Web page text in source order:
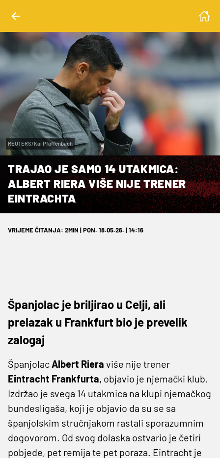
REUTERS/Kai Pfaffenbach
TRAJAO JE SAMO 14 UTAKMICA:
ALBERT RIERA VIŠE NIJE TRENER
EINTRACHTA
VRIJEME ČITANJA: 2MIN | PON. 18.05.26. | 14:16
Španjolac je briljirao u Celji, ali
prelazak u Frankfurt bio je prevelik
zalogaj
Španjolac Albert Riera više nije trener
Eintracht Frankfurta, objavio je njemački klub.
Izdržao je svega 14 utakmica na klupi njemačkog
bundesligaša, koji je objavio da su se sa
španjolskim stručnjakom rastali sporazumnim
dogovorom. Od svog dolaska ostvario je četiri
pobjede, pet remija te pet poraza. Eintracht je